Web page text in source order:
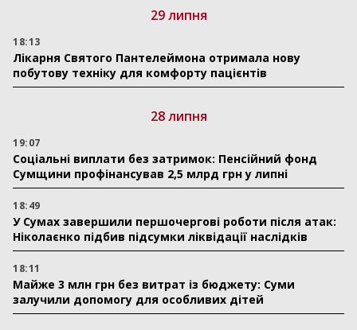
29 липня
18:13
Лікарня Святого Пантелеймона отримала нову
побутову техніку для комфорту пацієнтів
28 липня
19:07
Соціальні виплати без затримок: Пенсійний фонд
Сумщини профінансував 2,5 млрд грн у липні
18:49
У Сумах завершили першочергові роботи після атак:
Ніколаєнко підбив підсумки ліквідації наслідків
18:11
Майже 3 млн грн без витрат із бюджету: Суми
залучили допомогу для особливих дітей